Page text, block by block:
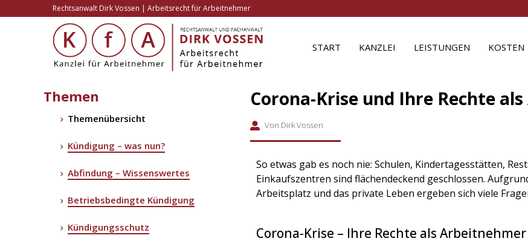
Rechtsanwalt Dirk Vossen | Arbeitsrecht für Arbeitnehmer
START KANZLEI LEISTUNGEN KOSTEN
Themen
Themenübersicht
Kündigung – was nun?
Abfindung – Wissenswertes
Betriebsbedingte Kündigung
Kündigungsschutz
Corona-Krise und Ihre Rechte
Von Dirk Vossen
So etwas gab es noch nie: Schulen, Kindertagesstätten,
Einkaufszentren sind flächendeckend geschlossen.
Arbeitsplatz und das private Leben ergeben sich viele
Corona-Krise – Ihre Rechte als Arbeitnehmer